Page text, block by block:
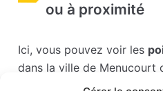
ou à proximité
Ici, vous pouvez voir les
dans la ville de Menucourt